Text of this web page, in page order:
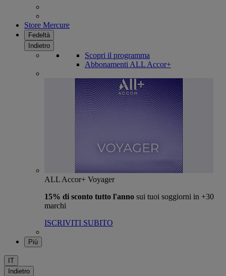
Store Mercure
Fedeltà
Indietro
Scopri il programma
Abbonamenti ALL Accor+
ALL Accor+ Voyager
15% di sconto tutto l'anno sui tuoi soggiorni in +30
marchi
ISCRIVITI SUBITO
Più
IT
Indietro